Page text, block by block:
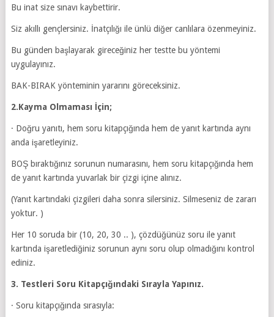
Bu inat size sınavı kaybettirir.
Siz akıllı gençlersiniz. İnatçılığı ile ünlü diğer canlılara özenmeyiniz.
Bu günden başlayarak gireceğiniz her testte bu yöntemi
uygulayınız.
BAK-BIRAK yönteminin yararını göreceksiniz.
2.Kayma Olmaması İçin;
· Doğru yanıtı, hem soru kitapçığında hem de yanıt kartında aynı
anda işaretleyiniz.
BOŞ bıraktığınız sorunun numarasını, hem soru kitapçığında hem
de yanıt kartında yuvarlak bir çizgi içine alınız.
(Yanıt kartındaki çizgileri daha sonra silersiniz. Silmeseniz de zararı
yoktur. )
Her 10 soruda bir (10, 20, 30 .. ), çözdüğünüz soru ile yanıt
kartında işaretlediğiniz sorunun aynı soru olup olmadığını kontrol
ediniz.
3. Testleri Soru Kitapçığındaki Sırayla Yapınız.
· Soru kitapçığında sırasıyla: